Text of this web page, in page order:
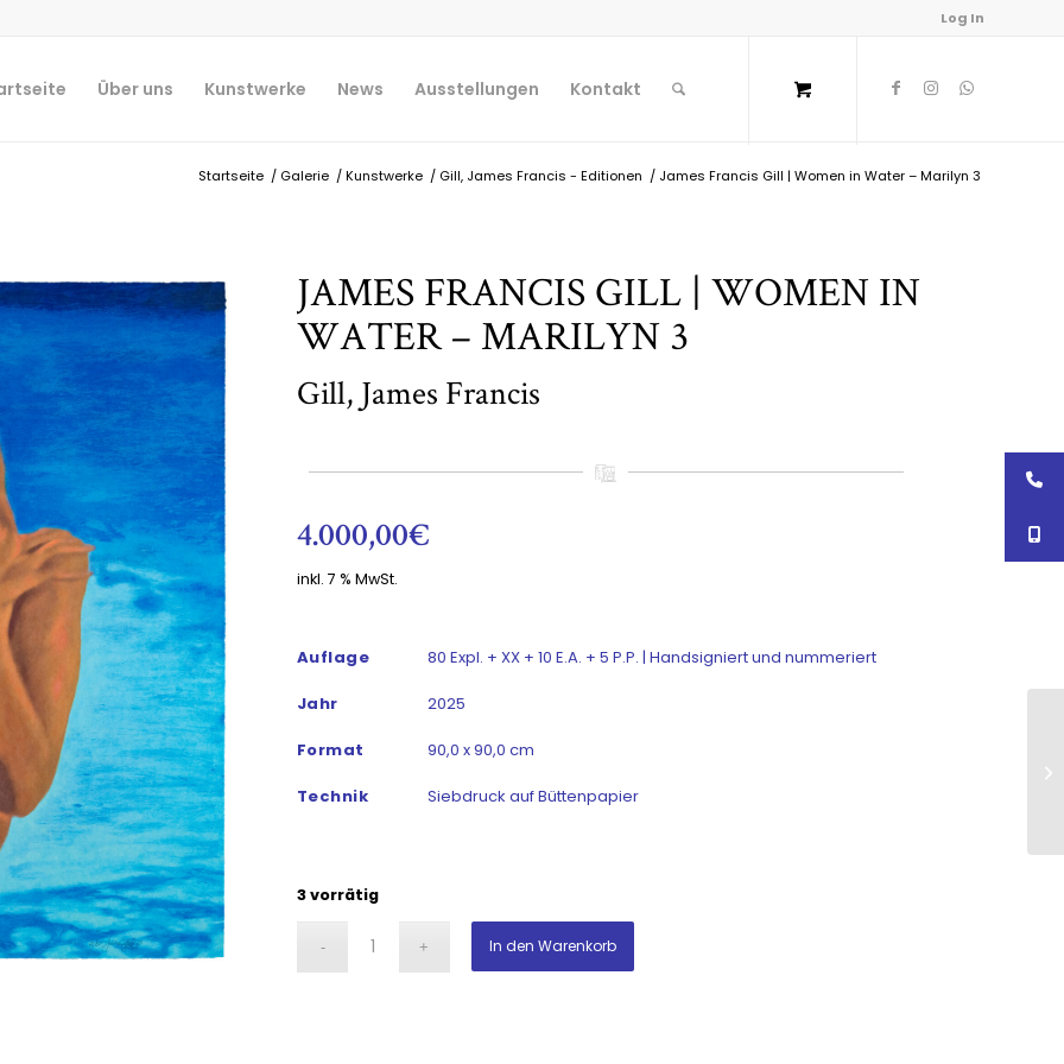
Log In
Über uns Kunstwerke News Ausstellungen Kontakt
Startseite / Galerie /Kunstwerke / Gill, James Francis - Editionen / James Francis Gill | Women in Water – Marilyn 3
JAMES FRANCIS GILL | WOMEN IN
WATER – MARILYN 3
Gill, James Francis
4.000,00€
inkl. 7 % MwSt.
Auflage 80 Expl. + XX + 10 E.A. + 5 P.P. | Handsigniert und nummeriert
Jahr 2025
Format 90,0 x 90,0 cm
Technik Siebdruck auf Büttenpapier
3 vorrätig
In den Warenkorb